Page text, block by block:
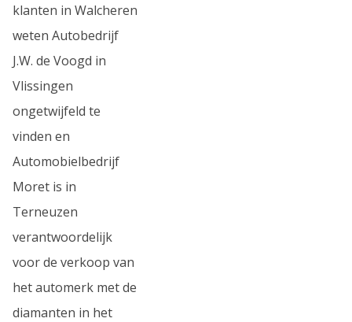
klanten in Walcheren
weten Autobedrijf
J.W. de Voogd in
Vlissingen
ongetwijfeld te
vinden en
Automobielbedrijf
Moret is in
Terneuzen
verantwoordelijk
voor de verkoop van
het automerk met de
diamanten in het